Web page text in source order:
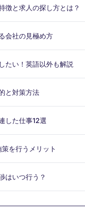
徴と求人の探し方とは？
会社の見極め方
たい！英語以外も解説
と対策方法
した仕事12選
を行うメリット
はいつ行う？